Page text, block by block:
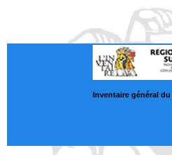
Inventaire général du